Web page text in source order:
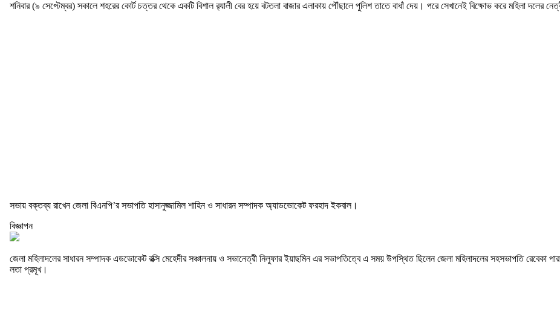
শনিবার (৯ সেপ্টেম্বর) সকালে শহরের কোর্ট চত্তর থেকে একটি বিশাল র‌্যালী বের হয়ে বটতলা বাজার এলাকায় পৌঁছালে পুলিশ তাতে বাধাঁ দেয়। পরে সেখানেই বিক্ষোভ করে মহিলা দলের
সভায় বক্তব্য রাখেন জেলা বিএনপি’র সভাপতি হাসানুজ্জামিল শাহিন ও সাধারন সম্পাদক অ্যাডভোকেট ফরহাদ ইকবাল।
বিজ্ঞাপন
জেলা মহিলাদলের সাধারন সম্পাদক এডভোকেট রক্সি মেহেদীর সঞ্চালনায় ও সভানেত্রী নিলুফার ইয়াছমিন এর সভাপতিত্বে এ সময় উপস্থিত ছিলেন জেলা মহিলাদলের সহসভাপতি রেবেকা
লতা প্রমূখ।